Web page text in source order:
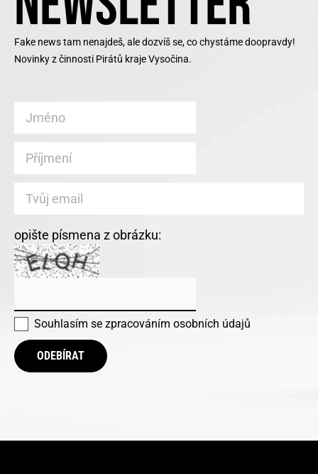
Fake news tam nenajdeš, ale dozvíš se, co chystáme doopravdy!
Novinky z činnosti Pirátů kraje Vysočina.
opište písmena z obrázku:
Souhlasím se zpracováním osobních údajů
ODEBÍRAT